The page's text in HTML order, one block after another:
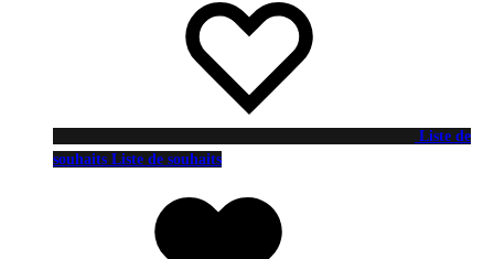
Liste de
souhaits Liste de souhaits